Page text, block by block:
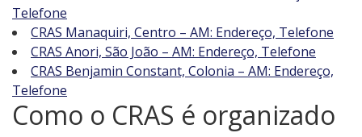
Telefone
CRAS Manaquiri, Centro – AM: Endereço, Telefone
CRAS Anori, São João – AM: Endereço, Telefone
CRAS Benjamin Constant, Colonia – AM: Endereço,
Telefone
Como o CRAS é organizado